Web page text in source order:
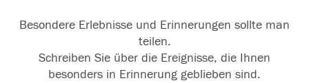
Besondere Erlebnisse und Erinnerungen sollte man
teilen.
Schreiben Sie über die Ereignisse, die Ihnen
besonders in Erinnerung geblieben sind.